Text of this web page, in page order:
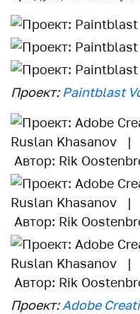
Проект: Paintblast
Проект:Adobe